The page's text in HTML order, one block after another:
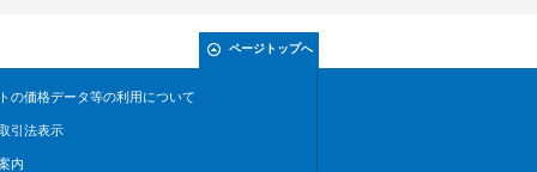
ページトップへ
の価格データ等の利用について
引法表示
内